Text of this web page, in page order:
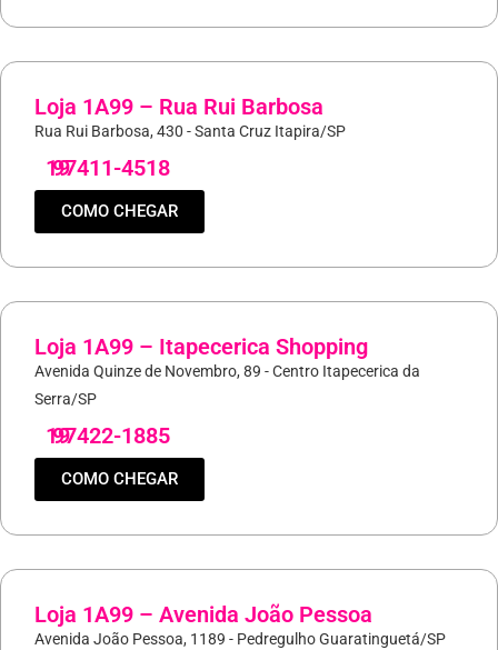
Loja 1A99 – Rua Rui Barbosa
Rua Rui Barbosa, 430 - Santa Cruz Itapira/SP
19
97411-4518
COMO CHEGAR
Loja 1A99 – Itapecerica Shopping
Avenida Quinze de Novembro, 89 - Centro Itapecerica da
Serra/SP
19
97422-1885
COMO CHEGAR
Loja 1A99 – Avenida João Pessoa
Avenida João Pessoa, 1189 - Pedregulho Guaratinguetá/SP